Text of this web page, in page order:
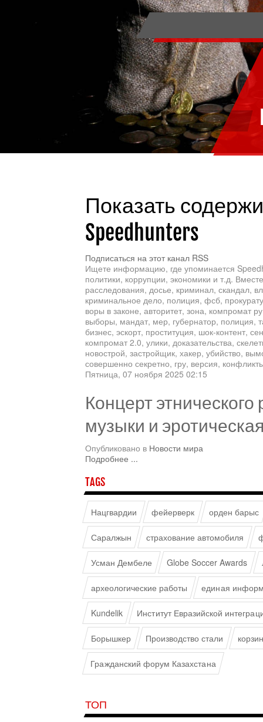
Показать
Speedhunters
Подписаться на этот канал RSS
Ищете информацию, где упоминается
политики, коррупции, экономики и т.д.
расследования, досье, криминал, скандал,
криминальное дело, полиция, фсб,
воры в законе, авторитет, зона, компромат
выборы, мандат, мер, губернатор, полиция,
бизнес, эскорт, проституция, шок-контент,
компромат 2.0, улики, доказательства,
новострой, застройщик, хакер, убийство,
совершенно секретно, гру, версия,
Пятница, 07 ноября 2025 02:15
Концерт
музыки и
Опубликовано в Новости мира
Подробнее ...
TAGS
Нацгвардии фейерверк орден барыс
Саралжын страхование автомобиля
Усман Дембеле Globe Soccer Awards
археологические работы единая
Kundelik Институт Евразийской
Борышкер Производство стали
Гражданский форум Казахстана
ТОП